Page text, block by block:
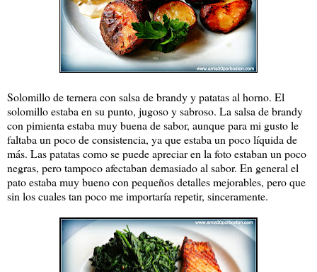
Solomillo de ternera con salsa de brandy y patatas al horno. El
solomillo estaba en su punto, jugoso y sabroso. La salsa de brandy
con pimienta estaba muy buena de sabor, aunque para mi gusto le
faltaba un poco de consistencia, ya que estaba un poco líquida de
más. Las patatas como se puede apreciar en la foto estaban un poco
negras, pero tampoco afectaban demasiado al sabor. En general el
pato estaba muy bueno con pequeños detalles mejorables, pero que
sin los cuales tan poco me importaría repetir, sinceramente.